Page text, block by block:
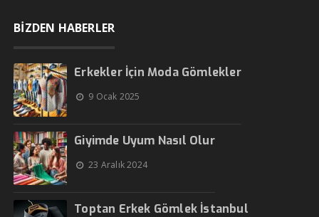
BİZDEN HABERLER
Erkekler İçin Moda Gömlekler
9 Ocak 2025
Giyimde Uyum Nasıl Olur
23 Aralık 2024
Toptan Erkek Gömlek İstanbul